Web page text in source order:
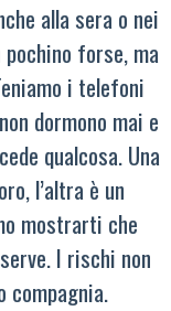
alla sera o nei
forse, ma
i telefoni
dormono mai e
qualcosa. Una
l’altra è un
mostrarti che
I rischi non
compagnia.